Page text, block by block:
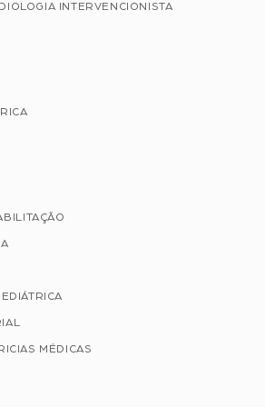
INTERVENCIONISTA
MÉDICAS